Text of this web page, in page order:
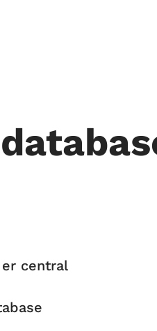
central